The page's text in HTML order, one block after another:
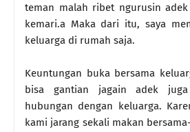
teman malah ribet ngurusin
kemari.a Maka dari itu, saya
keluarga di rumah saja.
Keuntungan buka bersama
bisa gantian jagain adek
hubungan dengan keluarga.
kami jarang sekali makan